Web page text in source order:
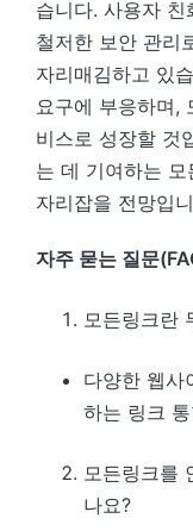
습니다. 사용자
철저한 보안 관리
자리매김하고 있
요구에 부응하며,
비스로 성장할 것
는 데 기여하는
자리잡을 전망입
자주 묻는 질문
모든링크란
다양한 웹사
하는 링크
모든링크를
나요?